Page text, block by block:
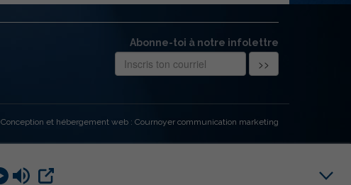
Abonne-toi à notre infolettre
Conception et hébergement web : Cournoyer communication marketing